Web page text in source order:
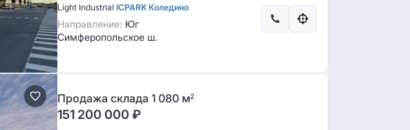
Light Industrial ICPARK Коледино
Направление: Юг
Симферопольское ш.
Продажа склада 1 080 м2
151 200 000 ₽